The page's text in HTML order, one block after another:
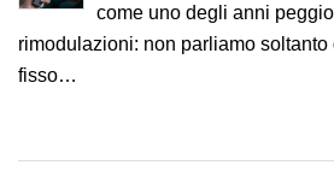
come uno degli anni
rimodulazioni: non parliamo
fisso…